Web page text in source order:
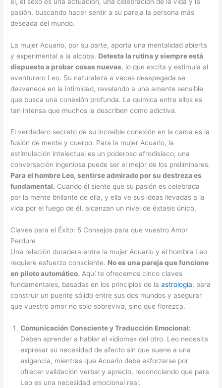
pasión, buscando hacer sentir a su pareja la persona más
deseada del mundo.
La mujer Acuario, por su parte, aporta una mentalidad abierta
y experimental a la alcoba. Detesta la rutina y siempre está
dispuesto a probar cosas nuevas, lo que excita y estimula al
aventurero Leo. Su naturaleza a veces desapegada se
desvanece en la intimidad, revelando a una amante sensible
que busca una conexión profunda. La química entre ellos es
tan intensa que muchos la describen como adictiva.
El verdadero secreto de su increíble conexión en la cama es la
fusión de mente y cuerpo. Para la mujer Acuario, la
estimulación intelectual es un poderoso afrodisíaco; una
conversación ingeniosa puede ser el mejor de los preliminares.
Para el hombre Leo, sentirse admirado por su destreza es
fundamental. Cuando él siente que su pasión es celebrada
por la mente brillante de ella, y ella ve sus ideas llevadas a la
vida por el fuego de él, alcanzan un nivel de éxtasis único.
Claves para el Éxito: 5 Consejos para que vuestro Amor
Perdure
Una relación duradera entre la mujer Acuario y el hombre Leo
requiere esfuerzo consciente. No es una pareja que funcione
en piloto automático. Aquí te ofrecemos cinco claves
fundamentales, basadas en los principios de laastrologia, para
construir un puente sólido entre sus dos mundos y asegurar
que vuestro amor no solo sobreviva, sino que florezca.
Comunicación Consciente y Traducción Emocional:
Deben aprender a hablar el «idioma» del otro. Leo necesita
expresar su necesidad de afecto sin que suene a una
exigencia, mientras que Acuario debe esforzarse por
ofrecer validación verbal y aprecio, reconociendo que para
Leo es una necesidad emocional real.